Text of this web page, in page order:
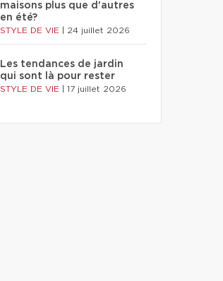
maisons plus que d'autres
en été?
STYLE DE VIE 24 juillet 2026
Les tendances de jardin
qui sont là pour rester
STYLE DE VIE 17 juillet 2026